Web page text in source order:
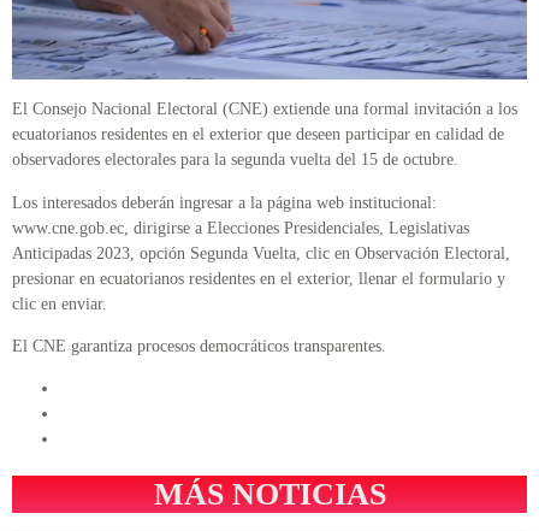
El Consejo Nacional Electoral (CNE) extiende una formal invitación a los
ecuatorianos residentes en el exterior que deseen participar en calidad de
observadores electorales para la segunda vuelta del 15 de octubre.
Los interesados deberán ingresar a la página web institucional:
www.cne.gob.ec, dirigirse a Elecciones Presidenciales, Legislativas
Anticipadas 2023, opción Segunda Vuelta, clic en Observación Electoral,
presionar en ecuatorianos residentes en el exterior, llenar el formulario y
clic en enviar.
El CNE garantiza procesos democráticos transparentes.
MÁS NOTICIAS